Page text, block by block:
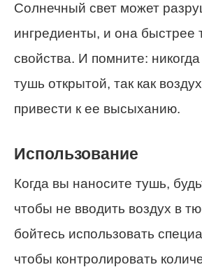
Солнечный свет может
ингредиенты, и она быстрее
свойства. И помните:
тушь открытой, так как
привести к ее высыханию.
Использование
Когда вы наносите тушь,
чтобы не вводить воздух в
бойтесь использовать
чтобы контролировать